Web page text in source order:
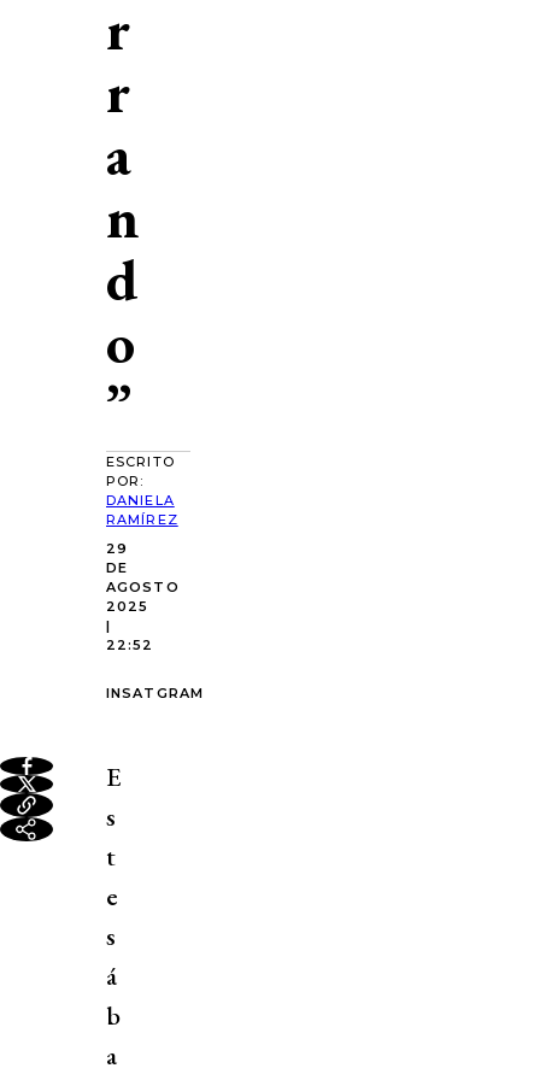
r
r
a
n
d
o
”
ESCRITO
POR:
DANIELA
RAMÍREZ
29
DE
AGOSTO
2025
|
22:52
INSATGRAM
E
s
t
e
s
á
b
a